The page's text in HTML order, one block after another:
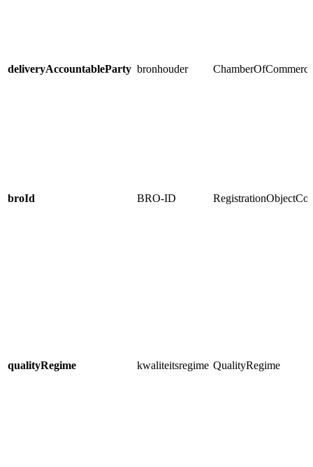
deliveryAccountableParty bronhouder
broId BRO-ID
qualityRegime kwaliteitsregime QualityRegime